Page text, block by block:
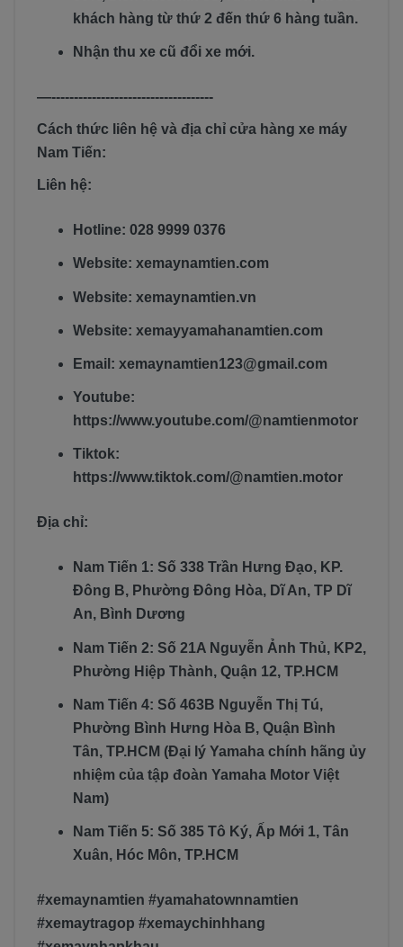
khách hàng từ thứ 2 đến thứ 6 hàng tuần.
Nhận thu xe cũ đổi xe mới.
—------------------------------------
Cách thức liên hệ và địa chỉ cửa hàng xe máy
Nam Tiến:
Liên hệ:
Hotline: 028 9999 0376
Website: xemaynamtien.com
Website: xemaynamtien.vn
Website: xemayyamahanamtien.com
Email: xemaynamtien123@gmail.com
Youtube:
https://www.youtube.com/@namtienmotor
Tiktok:
https://www.tiktok.com/@namtien.motor
Địa chỉ:
Nam Tiến 1: Số 338 Trần Hưng Đạo, KP.
Đông B, Phường Đông Hòa, Dĩ An, TP Dĩ
An, Bình Dương
Nam Tiến 2: Số 21A Nguyễn Ảnh Thủ, KP2,
Phường Hiệp Thành, Quận 12, TP.HCM
Nam Tiến 4: Số 463B Nguyễn Thị Tú,
Phường Bình Hưng Hòa B, Quận Bình
Tân, TP.HCM (Đại lý Yamaha chính hãng ủy
nhiệm của tập đoàn Yamaha Motor Việt
Nam)
Nam Tiến 5: Số 385 Tô Ký, Ấp Mới 1, Tân
Xuân, Hóc Môn, TP.HCM
#xemaynamtien #yamahatownnamtien
#xemaytragop #xemaychinhhang